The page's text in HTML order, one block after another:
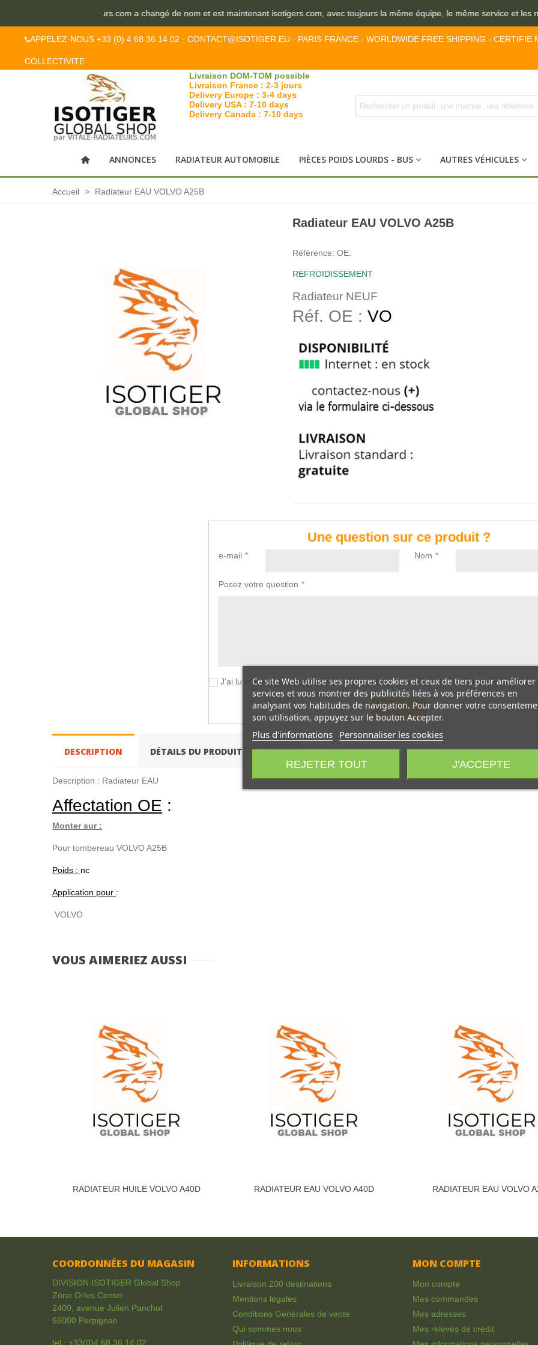
Le site vitale-radiateurs.com a changé de nom et est maintenant isotigers.com, avec toujours la même équipe, le même service et les
APPELEZ-NOUS +33 (0) 4 68 36 14 02 - CONTACT@ISOTIGER.EU - PARIS FRANCE - WORLDWIDE FREE SHIPPING - CERTIFIE
COLLECTIVITE
Livraison DOM-TOM possible
Livraison France : 2-3 jours
Delivery Europe : 3-4 days
Delivery USA : 7-10 days
Delivery Canada : 7-10 days
ANNONCES RADIATEUR AUTOMOBILE PIÈCES POIDS LOURDS - BUS AUTRES VÉHICULES
Accueil > Radiateur EAU VOLVO A25B
Radiateur EAU VOLVO A25B
Référence: OE:
REFROIDISSEMENT
Radiateur NEUF
Réf. OE : VO
Une question sur ce produit ?
e-mail * Nom *
Posez votre question *
J'ai lu et j'accepte les conditions générales et la politique de confidentialité du site
ENVOYER
DESCRIPTION DÉTAILS DU PRODUIT AVIS
Description : Radiateur EAU
Affectation OE :
Monter sur :
Pour tombereau VOLVO A25B
Poids : nc
Application pour :
VOLVO
VOUS AIMERIEZ AUSSI
RADIATEUR HUILE VOLVO A40D RADIATEUR EAU VOLVO A40D RADIATEUR EAU VOLVO
COORDONNÉES DU MAGASIN
DIVISION ISOTIGER Global Shop
Zone Orles Center
2400, avenue Julien Panchot
66000 Perpignan
tel : +33(0)4 68 36 14 02
INFORMATIONS
Livraison 200 destinations
Mentions legales
Conditions Générales de vente
Qui sommes nous
MON COMPTE
Mon compte
Mes commandes
Mes adresses
Mes relevés de crédit
Ce site Web utilise ses propres cookies et ceux de tiers pour améliorer
services et vous montrer des publicités liées à vos préférences en
analysant vos habitudes de navigation. Pour donner votre
son utilisation, appuyez sur le bouton Accepter.
Plus d'informations Personnaliser les cookies
REJETER TOUT J'ACCEPTE